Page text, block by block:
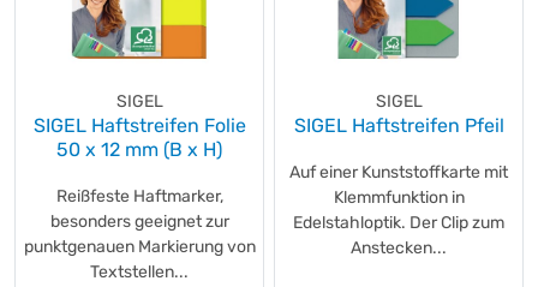
UPM Notes
Ursus Staufen
(+2)
VEIT(+6)
without brand(+1)
Xerox (+10)
ZANDERS (+1)
SIGEL
SIGEL Haftstreifen Folie
50 x 12 mm (B x H)
Reißfeste Haftmarker,
besonders geeignet zur
punktgenauen Markierung von
Textstellen...
SIGEL
SIGEL Haftstreifen Pfeil
Auf einer Kunststoffkarte mit
Klemmfunktion in
Edelstahloptik. Der Clip zum
Anstecken...